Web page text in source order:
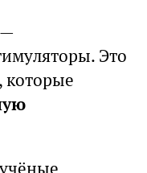
Это
которые